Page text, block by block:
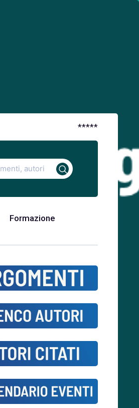
*****
Formazione